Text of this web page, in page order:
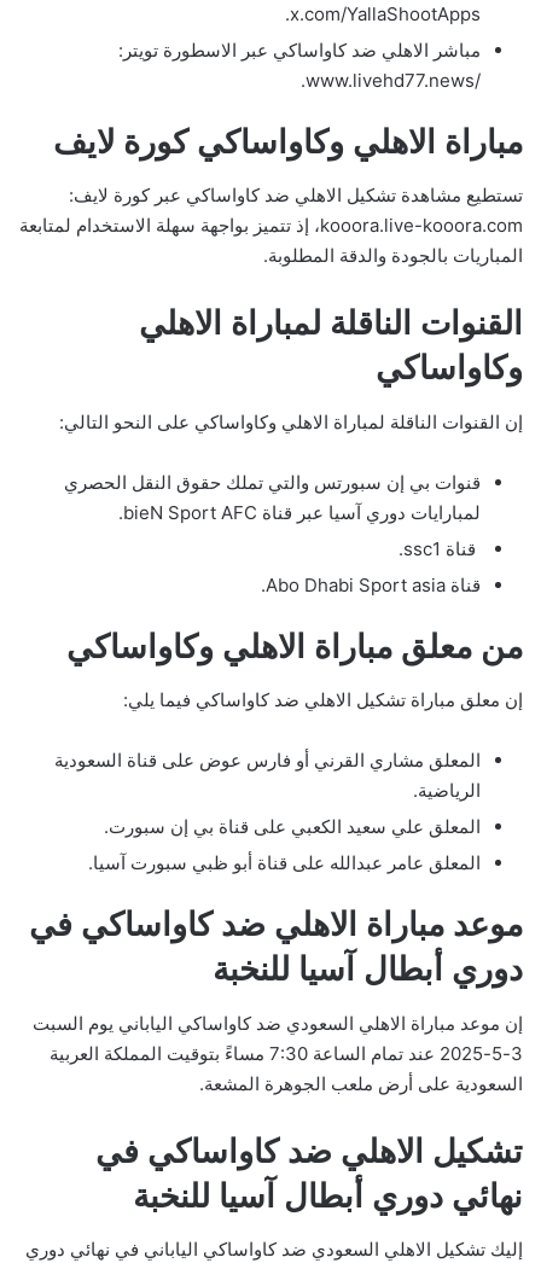
x.com/YallaShootApps.
مباشر الاهلي ضد كاواساكي عبر الاسطورة تويتر:
/www.livehd77.news.
مباراة الاهلي وكاواساكي كورة لايف
تستطيع مشاهدة تشكيل الاهلي ضد كاواساكي عبر كورة لايف:
kooora.live-kooora.com، إذ تتميز بواجهة سهلة الاستخدام لمتابعة
المباريات بالجودة والدقة المطلوبة.
القنوات الناقلة لمباراة الاهلي
وكاواساكي
إن القنوات الناقلة لمباراة الاهلي وكاواساكي على النحو التالي:
قنوات بي إن سبورتس والتي تملك حقوق النقل الحصري
لمبارايات دوري آسيا عبر قناة bieN Sport AFC.
قناة ssc1.
قناة Abo Dhabi Sport asia.
من معلق مباراة الاهلي وكاواساكي
إن معلق مباراة تشكيل الاهلي ضد كاواساكي فيما يلي:
المعلق مشاري القرني أو فارس عوض على قناة السعودية
الرياضية.
المعلق علي سعيد الكعبي على قناة بي إن سبورت.
المعلق عامر عبدالله على قناة أبو ظبي سبورت آسيا.
موعد مباراة الاهلي ضد كاواساكي في
دوري أبطال آسيا للنخبة
إن موعد مباراة الاهلي السعودي ضد كاواساكي الياباني يوم السبت
3-5-2025 عند تمام الساعة 7:30 مساءً بتوقيت المملكة العربية
السعودية على أرض ملعب الجوهرة المشعة.
تشكيل الاهلي ضد كاواساكي في
نهائي دوري أبطال آسيا للنخبة
إليك تشكيل الاهلي السعودي ضد كاواساكي الياباني في نهائي دوري